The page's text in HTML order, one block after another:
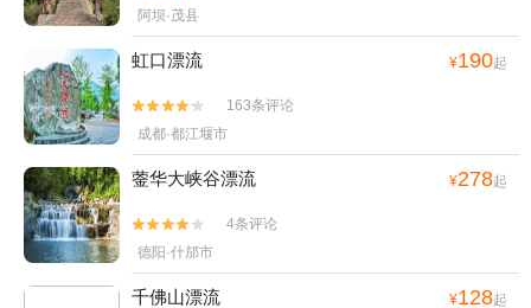
阿坝·茂县
虹口漂流 ¥190起


163条评论
成都·都江堰市
蓥华大峡谷漂流 ¥278起


4条评论
德阳·什邡市
千佛山漂流 ¥128起